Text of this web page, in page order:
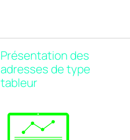
Présentation des
adresses de type
tableur